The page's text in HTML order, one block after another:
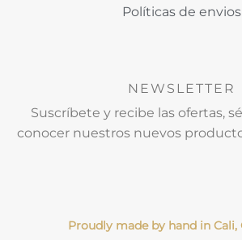
Políticas de envios
NEWSLETTER
Suscríbete y recibe las ofertas,
conocer nuestros nuevos
Proudly made by hand in Cali,